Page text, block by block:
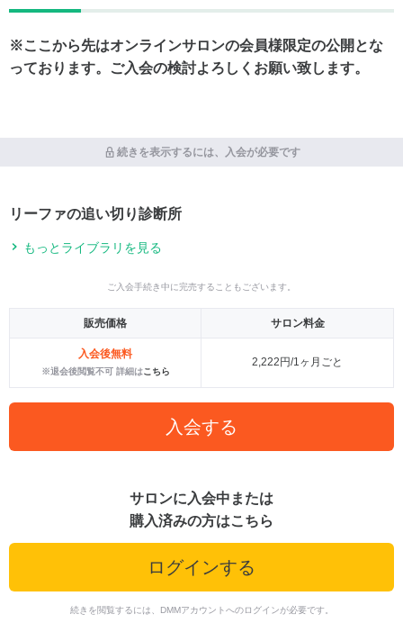
※ここから先はオンラインサロンの会員様限定の公開とな
っております。ご入会の検討よろしくお願い致します。
続きを表示するには、入会が必要です
リーファの追い切り診断所
もっとライブラリを見る
ご入会手続き中に完売することもございます。
販売価格 サロン料金
入会後無料
※退会後閲覧不可 詳細はこちら
2,222円/1ヶ月ごと
入会する
サロンに入会中または
購入済みの方はこちら
ログインする
続きを閲覧するには、DMMアカウントへのログインが必要です。